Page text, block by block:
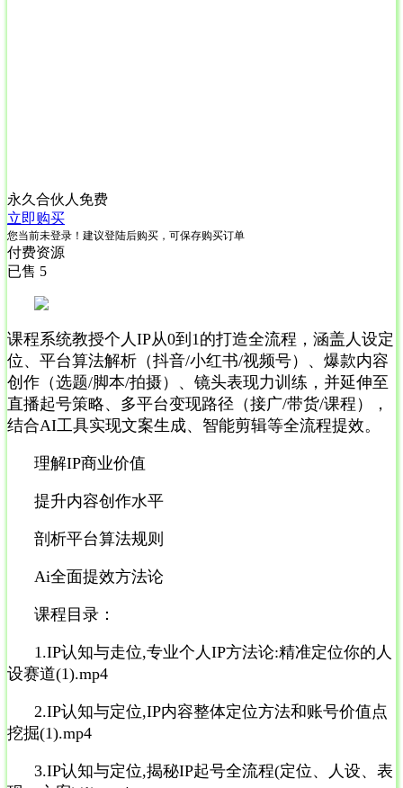
永久合伙人 免费
立即购买
您当前未登录！建议登陆后购买，可保存购买订单
付费资源
已售 5
课程系统教授个人IP从0到1的打造全流程，涵盖人设定
位、平台算法解析（抖音/小红书/视频号）、爆款内容
创作（选题/脚本/拍摄）、镜头表现力训练，并延伸至
直播起号策略、多平台变现路径（接广/带货/课程），
结合AI工具实现文案生成、智能剪辑等全流程提效。
理解IP商业价值
提升内容创作水平
剖析平台算法规则
Ai全面提效方法论
课程目录：
1.IP认知与走位,专业个人IP方法论:精准定位你的人
设赛道(1).mp4
2.IP认知与定位,IP内容整体定位方法和账号价值点
挖掘(1).mp4
3.IP认知与定位,揭秘IP起号全流程(定位、人设、表